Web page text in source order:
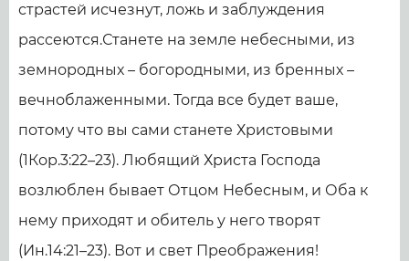
страстей исчезнут, ложь и заблуж­дения
рассеются.Станете на земле небесными, из
земнородных – богородными, из бренных –
вечноблаженными. Тогда все будет ваше,
потому что вы сами станете Христовыми
(1Кор.3:22–23). Любящий Христа Господа
возлюблен бывает Отцом Небесным, и Оба к
нему приходят и обитель у него творят
(Ин.14:21–23). Вот и свет Преображения!